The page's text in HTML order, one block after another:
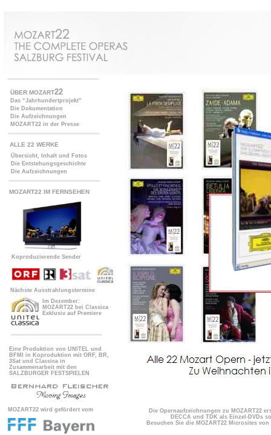
ÜBER MOZART22
Das “Jahrhundertprojekt”
Die Dokumentation
Die Aufzeichnungen
MOZART22 in der Presse
ALLE 22 WERKE
Übersicht, Inhalt und Fotos
Die Entstehungsgeschichte
Die Aufzeichnungen
MOZART22 IM FERNSEHEN
Koproduzierende Sender
Nächste Ausstrahlungstermine
Im Dezember:
MOZART22 bei Classica
Exklusiv auf Premiere
Eine Produktion von UNITEL und
BFMI in Koproduktion mit ORF, BR,
3Sat und Classica in
Zusammenarbeit mit den
SALZBURGER FESTSPIELEN
MOZART22 wird gefördert vom
Die Opernaufzeichnungen zu MOZART22
DECCA und TDK als Einzel-DVDs
Besuchen Sie die MOZART22 Microsites